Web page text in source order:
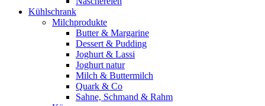
Kühlschrank
Milchprodukte
Butter & Margarine
Dessert & Pudding
Joghurt & Lassi
Joghurt natur
Milch & Buttermilch
Quark & Co
Sahne, Schmand & Rahm